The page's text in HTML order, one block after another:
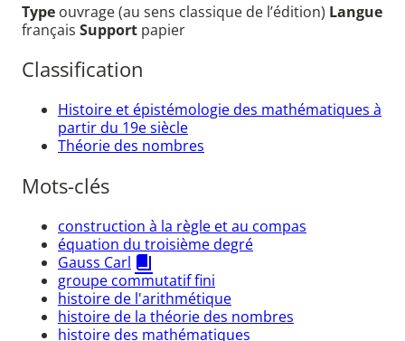
Type ouvrage (au sens classique de l’édition) Langue
français Support papier
Classification
Histoire et épistémologie des mathématiques à
partir du 19e siècle
Théorie des nombres
Mots-clés
construction à la règle et au compas
équation du troisième degré
Gauss Carl
groupe commutatif fini
histoire de l'arithmétique
histoire de la théorie des nombres
histoire des mathématiques